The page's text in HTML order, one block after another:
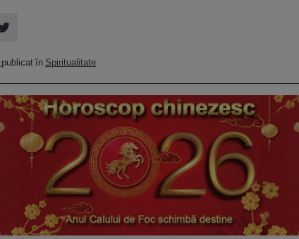
publicat în Spiritualitate